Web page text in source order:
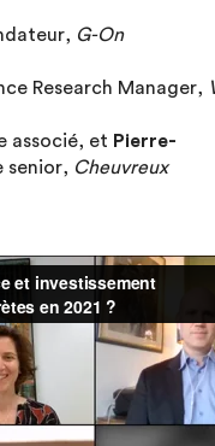
G-On
Research Manager,
associé, et Pierre-
senior, Cheuvreux